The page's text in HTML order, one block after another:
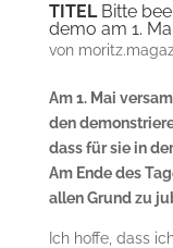
TITELBitte
demo am 1.
von
Am 1. Mai
den
dass für sie in
Am Ende des
allen Grund zu
Ich hoffe, dass